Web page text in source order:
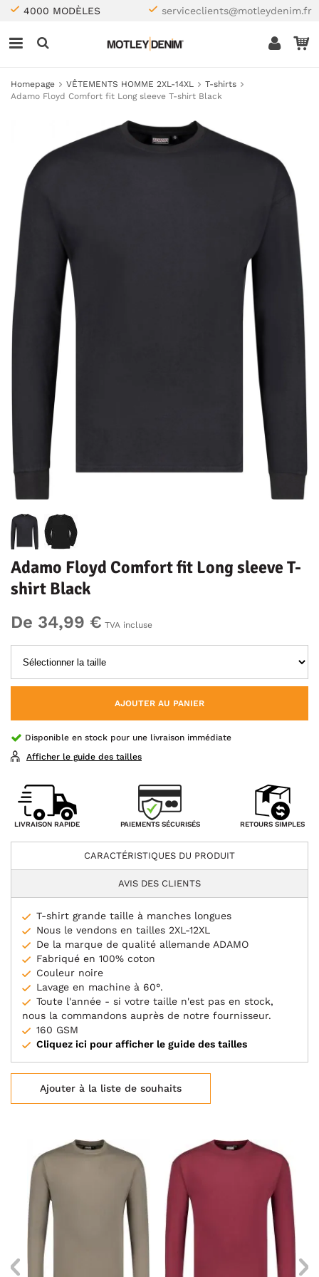
4000 MODÈLES serviceclients@motleydenim.fr
Homepage VÊTEMENTS HOMME 2XL-14XL
T-shirts
Adamo Floyd Comfort fit Long sleeve T-shirt Black
Adamo Floyd Comfort fit Long sleeve T-
shirt Black
De 34,99 € TVA incluse
AJOUTER AU PANIER
Disponible en stock pour une livraison immédiate
Afficher le guide des tailles
LIVRAISON RAPIDE PAIEMENTS SÉCURISÉS RETOURS SIMPLES
CARACTÉRISTIQUES DU PRODUIT
AVIS DES CLIENTS
T-shirt grande taille à manches longues
Nous le vendons en tailles 2XL-12XL
De la marque de qualité allemande ADAMO
Fabriqué en 100% coton
Couleur noire
Lavage en machine à 60°.
Toute l'année - si votre taille n'est pas en stock,
nous la commandons auprès de notre fournisseur.
160 GSM
Cliquez ici pour afficher le guide des tailles
Ajouter à la liste de souhaits